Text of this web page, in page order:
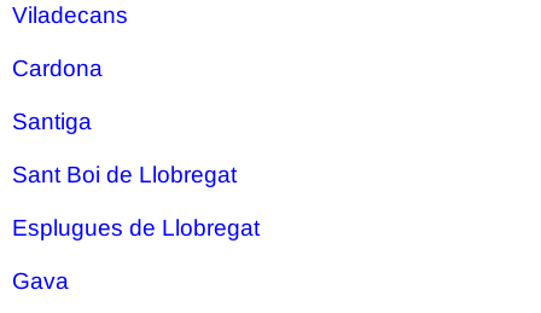
Viladecans
Cardona
Santiga
Sant Boi de Llobregat
Esplugues de Llobregat
Gava